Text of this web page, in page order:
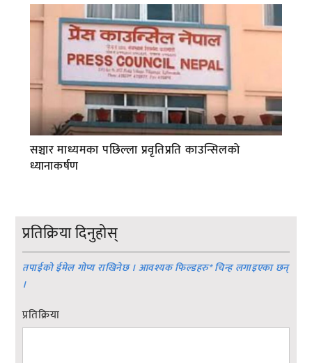
सञ्चार माध्यमका पछिल्ला प्रवृतिप्रति काउन्सिलको
ध्यानाकर्षण
प्रतिक्रिया दिनुहोस्
तपाईको ईमेल गोप्य राखिनेछ । आवश्यक फिल्डहरु*चिन्ह लगाइएका छन्
।
प्रतिक्रिया